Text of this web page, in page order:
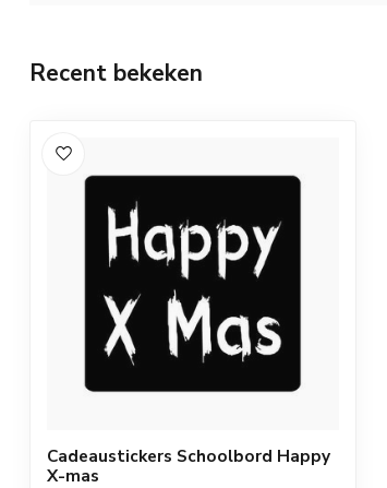
Recent bekeken
Cadeaustickers Schoolbord Happy
X-mas